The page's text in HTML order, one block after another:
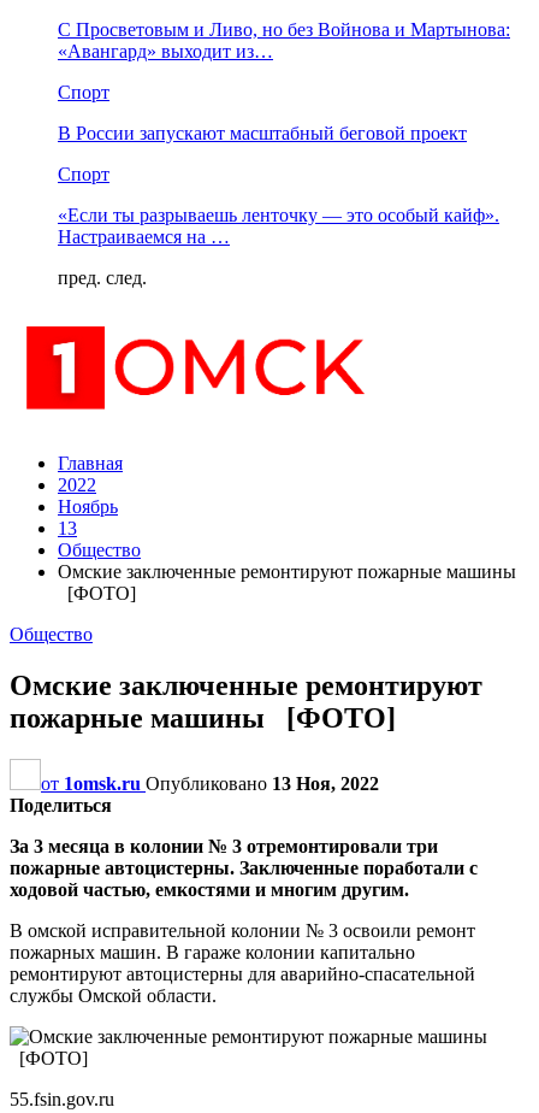
С Просветовым и Ливо, но без Войнова и Мартынова:
«Авангард» выходит из…
Спорт
В России запускают масштабный беговой проект
Спорт
«Если ты разрываешь ленточку — это особый кайф».
Настраиваемся на …
пред. след.
Главная
2022
Ноябрь
13
Общество
Омские заключенные ремонтируют пожарные машины
[ФОТО]
Общество
Омские заключенные ремонтируют
пожарные машины [ФОТО]
от 1omsk.ru Опубликовано 13 Ноя, 2022
Поделиться
За 3 месяца в колонии № 3 отремонтировали три
пожарные автоцистерны. Заключенные поработали с
ходовой частью, емкостями и многим другим.
В омской исправительной колонии № 3 освоили ремонт
пожарных машин. В гараже колонии капитально
ремонтируют автоцистерны для аварийно-спасательной
службы Омской области.
55.fsin.gov.ru